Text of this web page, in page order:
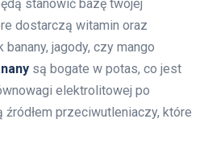
stanowić bazę twojej
dostarczą witamin oraz
banany, jagody, czy mango
są bogate w potas, co jest
elektrolitowej po
źródłem przeciwutleniaczy, które